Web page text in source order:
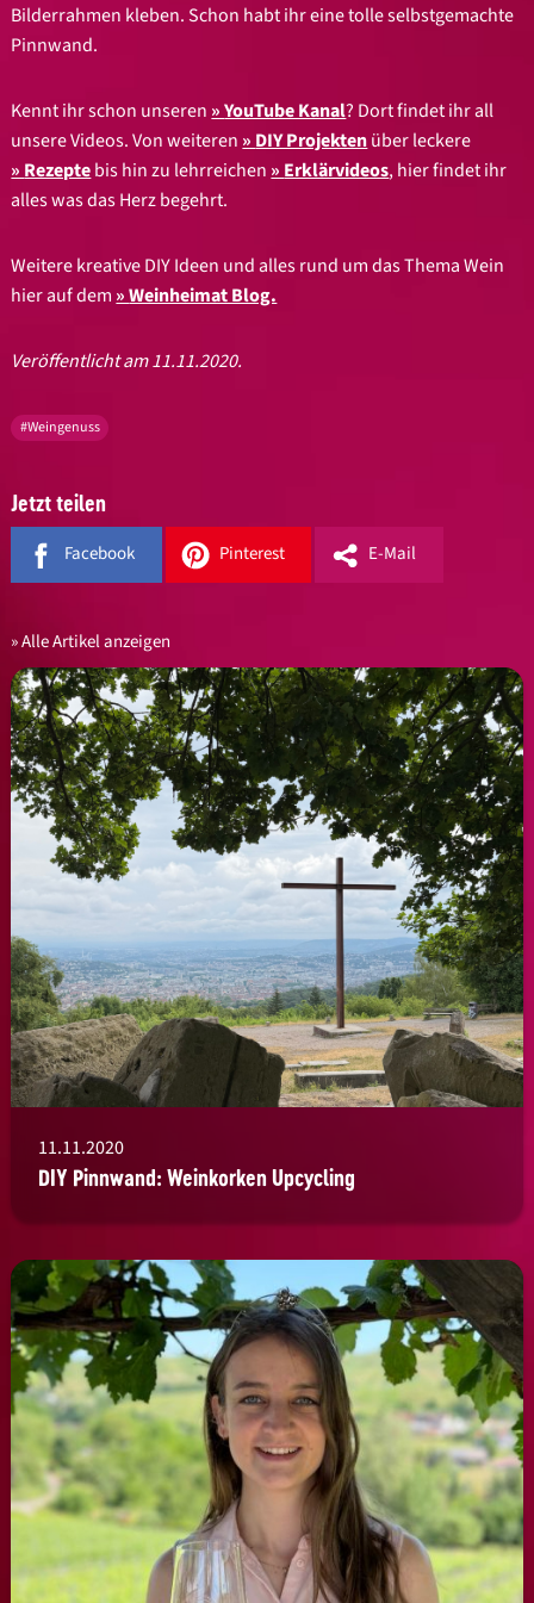
Bilderrahmen kleben. Schon habt ihr eine tolle selbstgemachte
Pinnwand.
Kennt ihr schon unseren YouTube Kanal? Dort findet ihr all
unsere Videos. Von weiteren
DIY Projektenüber leckere
Rezeptebis hin zu lehrreichen Erklärvideos, hier findet ihr
alles was das Herz begehrt.
Weitere kreative DIY Ideen und alles rund um das Thema Wein
hier auf dem
Weinheimat Blog.
Veröffentlicht am 11.11.2020.
#Weingenuss
Jetzt teilen
Facebook Pinterest E-Mail
Alle Artikel anzeigen
11.11.2020
DIY Pinnwand: Weinkorken Upcycling